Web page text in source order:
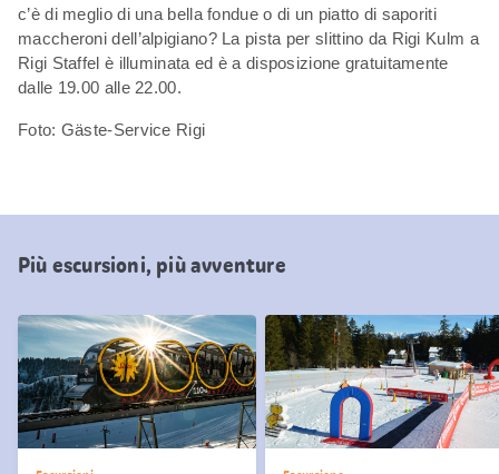
c’è di meglio di una bella fondue o di un piatto di saporiti
maccheroni dell’alpigiano? La pista per slittino da Rigi Kulm a
Rigi Staffel è illuminata ed è a disposizione gratuitamente
dalle 19.00 alle 22.00.
Foto: Gäste-Service Rigi
Più escursioni, più avventure